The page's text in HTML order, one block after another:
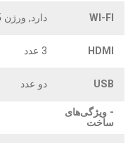
WI-FI دارد, ورژن 5
HDMI 3 عدد
USB دو عدد
- ویژگی‌های
ساخت